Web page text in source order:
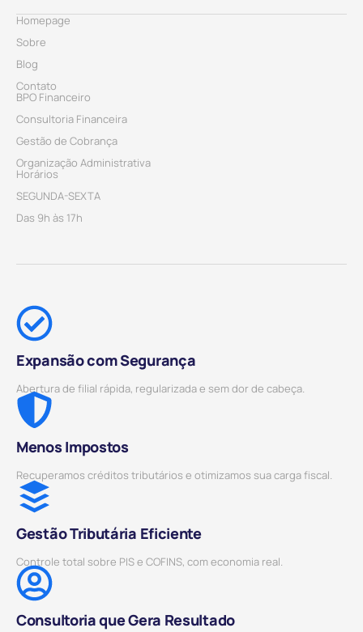
Homepage
Sobre
Blog
Contato
BPO Financeiro
Consultoria Financeira
Gestão de Cobrança
Organização Administrativa
Horários
SEGUNDA-SEXTA
Das 9h às 17h
Expansão com Segurança
Abertura de filial rápida, regularizada e sem dor de cabeça.
Menos Impostos
Recuperamos créditos tributários e otimizamos sua carga fiscal.
Gestão Tributária Eficiente
Controle total sobre PIS e COFINS, com economia real.
Consultoria que Gera Resultado